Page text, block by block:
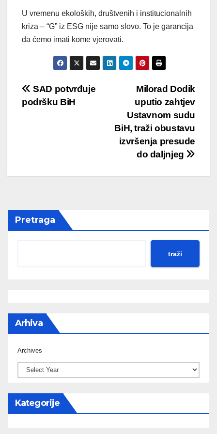
U vremenu ekoloških, društvenih i institucionalnih
kriza – “G” iz ESG nije samo slovo. To je garancija
da ćemo imati kome vjerovati.
Post
navigation
Milorad Dodik
uputio zahtjev
Ustavnom sudu
BiH, traži obustavu
izvršenja presude
do daljnjeg
SAD potvrđuje
podršku BiH
Pretraga
traži
Arhiva
Archives
Kategorije